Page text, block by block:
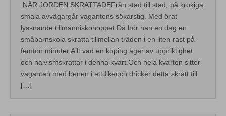
NÄR JORDEN SKRATTADEFrån stad till stad, på krokiga
smala avvägargår vagantens sökarstig. Med örat
lyssnande tillmänniskohoppet.Då hör han en dag en
småbarnskola skratta tillmellan träden i en liten rast på
femton minuter.Allt vad en köping äger av uppriktighet
och naivismskrattar i denna kvart.Och hela kvarten sitter
vaganten med benen i ettdikeoch dricker detta skratt till
[…]